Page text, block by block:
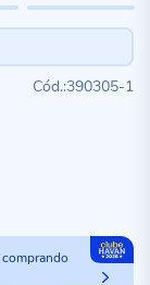
390305-1
comprando